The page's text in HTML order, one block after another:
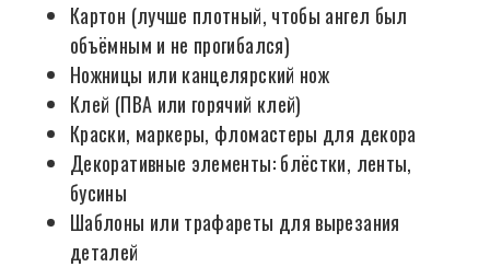
Картон (лучше плотный, чтобы ангел был
объёмным и не прогибался)
Ножницы или канцелярский нож
Клей (ПВА или горячий клей)
Краски, маркеры, фломастеры для декора
Декоративные элементы: блёстки, ленты,
бусины
Шаблоны или трафареты для вырезания
деталей